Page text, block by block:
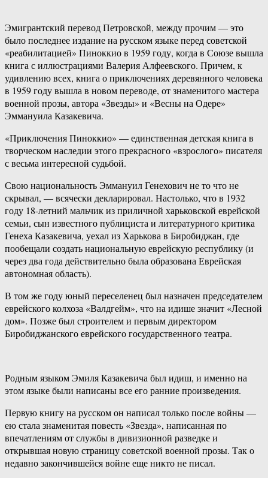
Эмигрантский перевод Петровской, между прочим — это
было последнее издание на русском языке перед советской
«реабилитацией» Пиноккио в 1959 году, когда в Союзе вышла
книга с иллюстрациями Валерия Алфеевского. Причем, к
удивлению всех, книга о приключениях деревянного человека
в 1959 году вышла в новом переводе, от знаменитого мастера
военной прозы, автора «Звезды» и «Весны на Одере»
Эммануила Казакевича.
«Приключения Пиноккио» — единственная детская книга в
творческом наследии этого прекрасного «взрослого» писателя
с весьма интересной судьбой.
Свою национальность Эммануил Генехович не то что не
скрывал, — всячески декларировал. Настолько, что в 1932
году 18-летний мальчик из приличной харьковской еврейской
семьи, сын известного публициста и литературного критика
Генеха Казакевича, уехал из Харькова в Биробиджан, где
пообещали создать национальную еврейскую республику (и
через два года действительно была образована Еврейская
автономная область).
В том же году юный переселенец был назначен председателем
еврейского колхоза «Валдгейм», что на идише значит «Лесной
дом». Позже был строителем и первым директором
Биробиджанского еврейского государственного театра.
Родным языком Эмиля Казакевича был идиш, и именно на
этом языке были написаны все его ранние произведения.
Первую книгу на русском он написал только после войны —
ею стала знаменитая повесть «Звезда», написанная по
впечатлениям от службы в дивизионной разведке и
открывшая новую страницу советской военной прозы. Так о
недавно закончившейся войне еще никто не писал.